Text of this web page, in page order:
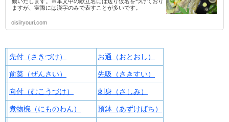
ますが、実際には漢字のみで表すことが多いです。
oisiiryouri.com
先付（さきづけ） お通（おとおし）
前菜（ぜんさい） 先吸（さきすい）
向付（むこうづけ） 刺身（さしみ）
煮物椀（にものわん） 預鉢（あずけばち）